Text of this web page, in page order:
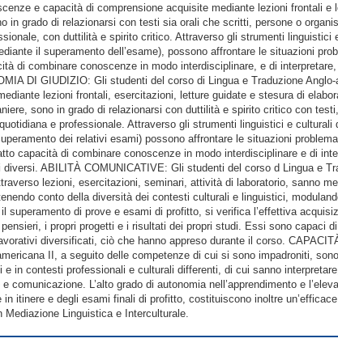
e capacità di comprensione acquisite mediante lezioni frontali e
in grado di relazionarsi con testi sia orali che scritti, persone o
con duttilità e spirito critico. Attraverso gli strumenti linguistici
il superamento dell’esame), possono affrontare le situazioni
di combinare conoscenze in modo interdisciplinare, e di
DI GIUDIZIO: Gli studenti del corso di Lingua e Traduzione
lezioni frontali, esercitazioni, letture guidate e stesura di
sono in grado di relazionarsi con duttilità e spirito critico con
e professionale. Attraverso gli strumenti linguistici e
dei relativi esami) possono affrontare le situazioni
capacità di combinare conoscenze in modo interdisciplinare e di
ABILITÀ COMUNICATIVE: Gli studenti del corso d Lingua e
lezioni, esercitazioni, seminari, attività di laboratorio, sanno
conto della diversità dei contesti culturali e linguistici,
superamento di prove e esami di profitto, si verifica l’effettiva
i propri progetti e i risultati dei propri studi. Essi sono capaci
diversificati, ciò che hanno appreso durante il corso.
II, a seguito delle competenze di cui si sono impadroniti,
e in contesti professionali e culturali differenti, di cui sanno
comunicazione. L’alto grado di autonomia nell’apprendimento e
in itinere e degli esami finali di profitto, costituiscono inoltre
Linguistica e Interculturale.